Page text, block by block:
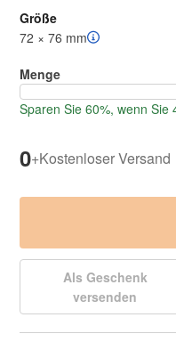
Größe
72 × 76 mm
Menge
Sparen Sie 60%, wenn Sie
0+Kostenloser Versand
Als Geschenk
versenden